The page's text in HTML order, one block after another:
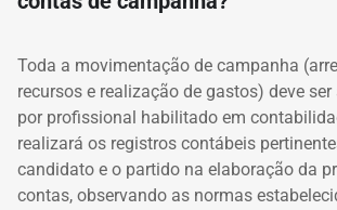
Toda a movimentação de campanha
recursos e realização de gastos) deve
por profissional habilitado em
realizará os registros contábeis
candidato e o partido na elaboração da
contas, observando as normas